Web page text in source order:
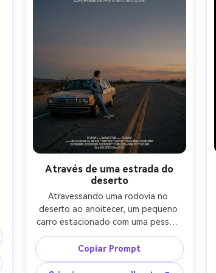
Através de uma estrada do
deserto
Atravessando uma rodovia no
deserto ao anoitecer, um pequeno
carro estacionado com uma pessoa
encostada no capô, céu vasto e
linhas de estrada vazias, cartaz de
filme de estrada inspirado em A24,
Copiar Prompt